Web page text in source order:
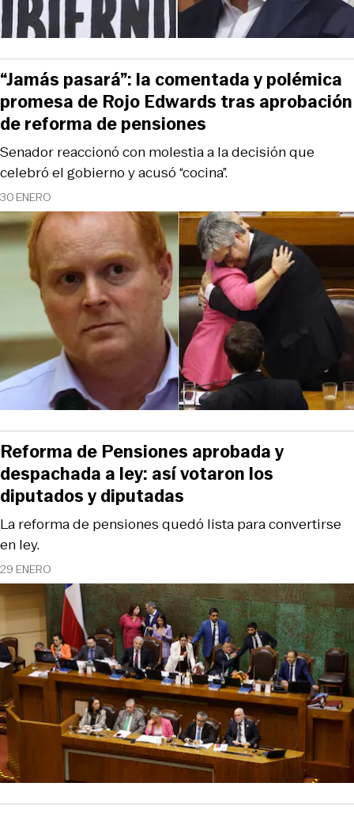
30 ENERO
Senador reaccionó con molestia a la decisión que
celebró el gobierno y acusó “cocina”.
“Jamás pasará”: la comentada y polémica
promesa de Rojo Edwards tras aprobación
de reforma de pensiones
29 ENERO
La reforma de pensiones quedó lista para convertirse
en ley.
Reforma de Pensiones aprobada y
despachada a ley: así votaron los
diputados y diputadas